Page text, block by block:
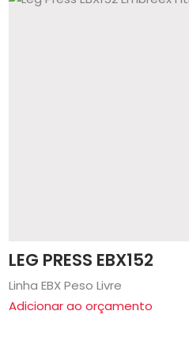
LEG PRESS EBX152
Linha EBX Peso Livre
Adicionar ao orçamento